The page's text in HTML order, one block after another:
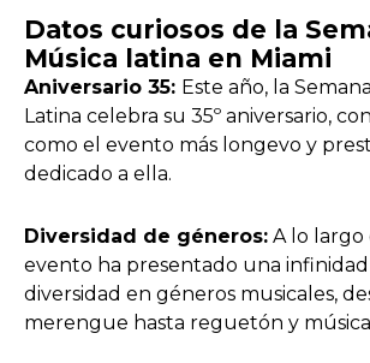
Datos curiosos de la
Música latina en Miami
Aniversario 35: Este año, la
Latina celebra su 35º aniversario,
como el evento más longevo y
dedicado a ella.
Diversidad de géneros: A lo largo
evento ha presentado una
diversidad en géneros musicales,
merengue hasta reguetón y